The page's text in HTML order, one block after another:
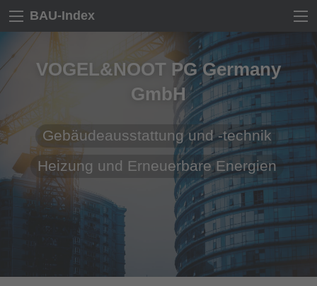
BAU-Index
VOGEL&NOOT PG Germany
GmbH
Gebäudeausstattung und -technik
Heizung und Erneuerbare Energien